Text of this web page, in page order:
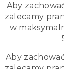
Aby
zalecamy
w
Aby